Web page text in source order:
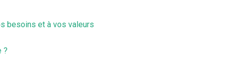
besoins et à vos valeurs
?